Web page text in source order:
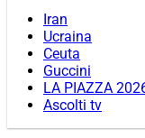
Iran
Ucraina
Ceuta
Guccini
LA PIAZZA
Ascolti tv